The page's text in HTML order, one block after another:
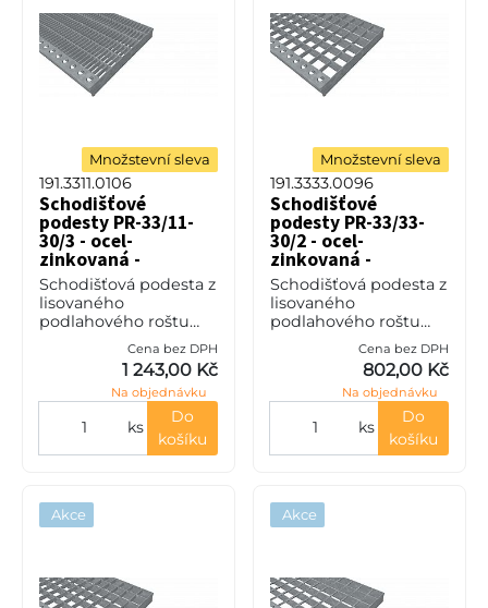
Množstevní sleva
191.3311.0106
Schodišťové
podesty PR-33/11-
30/3 - ocel-
zinkovaná -
1000x250
Schodišťová podesta z
lisovaného
podlahového roštu
(PR), 33/11 - rozteče
nosných 33 mm /
rozpěrných 11 mm,
výška 30 mm, síla 3
(ST37.2
Cena bez DPH
1 243,00 Kč
Na objednávku
ks
Do
košíku
Množstevní sleva
191.3333.0096
Schodišťové
podesty PR-33/33-
30/2 - ocel-
zinkovaná -
1000x250
Schodišťová podesta z
lisovaného
podlahového roštu
(PR), 33/33 - rozteče
nosných 33 mm /
rozpěrných 33 mm,
výška 30 mm, síla 2
(ST37.2
Cena bez DPH
802,00 Kč
Na objednávku
ks
Do
košíku
Akce Akce